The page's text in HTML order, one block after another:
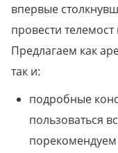
впервые
провести
Предлагаем как
так и:
подробные
пользоваться